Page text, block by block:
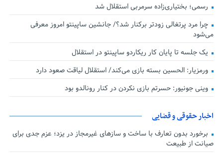
رسمی؛ بختیاری‌زاده سرمربی استقلال شد
چرا مرد پرتغالی زودتر برکنار شد؟/ جانشین ساپینتو امروز معرفی
می‌شود
یک جلسه تا پایان کار ریکاردو ساپینتو در استقلال
ورمزیار: الحسین بسته بازی می‌کند/ استقلال لیاقت صعود دارد
وینی جونیور: حسرتم بازی نکردن در کنار رونالدو بود
اخبار حقوقی و قضایی
برخورد بدون تعارف با ساخت‌ و سازهای غیرمجاز در یزد؛ عزم جدی برای
صیانت از طبیعت